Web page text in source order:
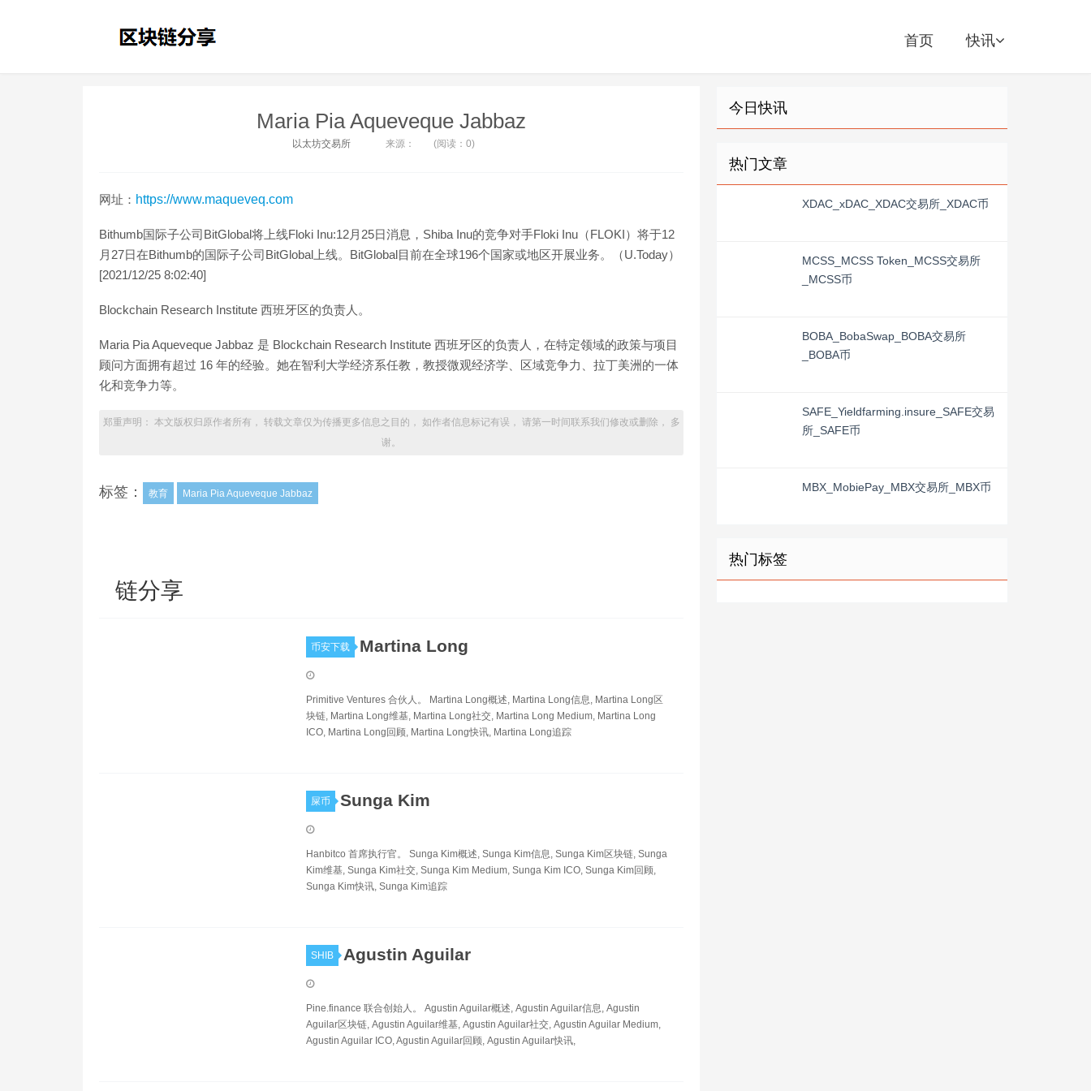
首页 快讯
Maria Pia Aqueveque Jabbaz
以太坊交易所 来源： (阅读：0)
网址： https://www.maqueveq.com
Bithumb国际子公司BitGlobal将上线Floki Inu:12月25日消息，Shiba Inu的竞争对手Floki Inu（FLOKI）将于12
月27日在Bithumb的国际子公司BitGlobal上线。BitGlobal目前在全球196个国家或地区开展业务。（U.Today）
[2021/12/25 8:02:40]
Blockchain Research Institute 西班牙区的负责人。
Maria Pia Aqueveque Jabbaz 是 Blockchain Research Institute 西班牙区的负责人，在特定领域的政策与项目
顾问方面拥有超过 16 年的经验。她在智利大学经济系任教，教授微观经济学、区域竞争力、拉丁美洲的一体
化和竞争力等。
郑重声明： 本文版权归原作者所有， 转载文章仅为传播更多信息之目的， 如作者信息标记有误， 请第一时间联系我们修改或删除， 多
谢。
标签： 教育 Maria Pia Aqueveque Jabbaz
链分享
币安下载 Martina Long
Primitive Ventures 合伙人。 Martina Long概述, Martina Long信息, Martina Long区
块链, Martina Long维基, Martina Long社交, Martina Long Medium, Martina Long
ICO, Martina Long回顾, Martina Long快讯, Martina Long追踪
屎币 Sunga Kim
Hanbitco 首席执行官。 Sunga Kim概述, Sunga Kim信息, Sunga Kim区块链, Sunga
Kim维基, Sunga Kim社交, Sunga Kim Medium, Sunga Kim ICO, Sunga Kim回顾,
Sunga Kim快讯, Sunga Kim追踪
SHIB Agustin Aguilar
Pine.finance 联合创始人。 Agustin Aguilar概述, Agustin Aguilar信息, Agustin
Aguilar区块链, Agustin Aguilar维基, Agustin Aguilar社交, Agustin Aguilar Medium,
Agustin Aguilar ICO, Agustin Aguilar回顾, Agustin Aguilar快讯,
今日快讯
热门文章
XDAC_xDAC_XDAC交易所_XDAC币
MCSS_MCSS Token_MCSS交易所
_MCSS币
BOBA_BobaSwap_BOBA交易所
_BOBA币
SAFE_Yieldfarming.insure_SAFE交易
所_SAFE币
MBX_MobiePay_MBX交易所_MBX币
热门标签